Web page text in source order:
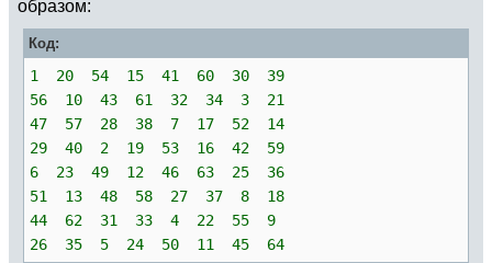
образом:
Код:
1 20 54 15 41 60 30 39
56 10 43 61 32 34 3 21
47 57 28 38 7 17 52 14
29 40 2 19 53 16 42 59
6 23 49 12 46 63 25 36
51 13 48 58 27 37 8 18
44 62 31 33 4 22 55 9
26 35 5 24 50 11 45 64